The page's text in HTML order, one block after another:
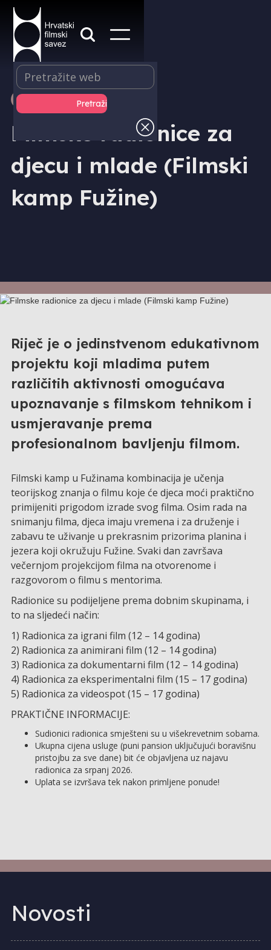
EDUKACIJA
Filmske radionice za
djecu i mlade (Filmski
kamp Fužine)
Riječ je o jedinstvenom edukativnom
projektu koji mladima putem
različitih aktivnosti omogućava
upoznavanje s filmskom tehnikom i
usmjeravanje prema
profesionalnom bavljenju filmom.
Filmski kamp u Fužinama kombinacija je učenja
teorijskog znanja o filmu koje će djeca moći praktično
primijeniti prigodom izrade svog filma. Osim rada na
snimanju filma, djeca imaju vremena i za druženje i
zabavu te uživanje u prekrasnim prizorima planina i
jezera koji okružuju Fužine. Svaki dan završava
večernjom projekcijom filma na otvorenome i
razgovorom o filmu s mentorima.
Radionice su podijeljene prema dobnim skupinama, i
to na sljedeći način:
1) Radionica za igrani film (12 – 14 godina)
2) Radionica za animirani film (12 – 14 godina)
3) Radionica za dokumentarni film (12 – 14 godina)
4) Radionica za eksperimentalni film (15 – 17 godina)
5) Radionica za videospot (15 – 17 godina)
PRAKTIČNE INFORMACIJE:
Sudionici radionica smješteni su u višekrevetnim sobama.
Ukupna cijena usluge (puni pansion uključujući boravišnu
pristojbu za sve dane) bit će objavljena uz najavu
radionica za srpanj 2026.
Uplata se izvršava tek nakon primljene ponude!
Novosti